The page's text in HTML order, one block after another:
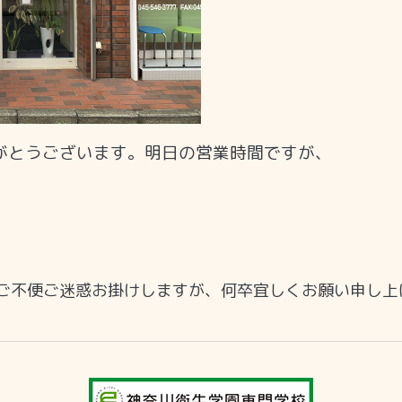
うございます。明日の営業時間ですが、
不便ご迷惑お掛けしますが、何卒宜しくお願い申し